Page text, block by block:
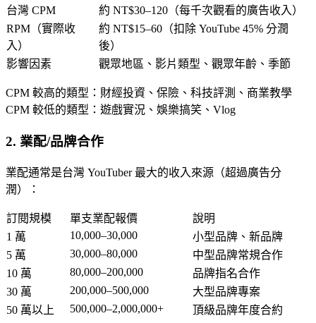
台灣 CPM
約 NT$30–120（每千次觀看的廣告收入）
RPM（實際收
入）
約 NT$15–60（扣除 YouTube 45% 分潤
後）
影響因素
觀眾地區、影片類型、觀眾年齡、季節
CPM 較高的類型 ：財經投資、保險、科技評測、商業教學
CPM 較低的類型 ：遊戲實況、娛樂搞笑、Vlog
2. 業配/品牌合作
業配通常是台灣 YouTuber 最大的收入來源（超過廣告分
潤）：
訂閱規模 單支業配報價
說明
1 萬
10,000–30,000
小型品牌、新品牌
5 萬
30,000–80,000
中型品牌常規合作
10 萬
80,000–200,000
品牌指名合作
30 萬
200,000–500,000
大型品牌專案
50 萬以上
500,000–2,000,000+ 頂級品牌年度合約